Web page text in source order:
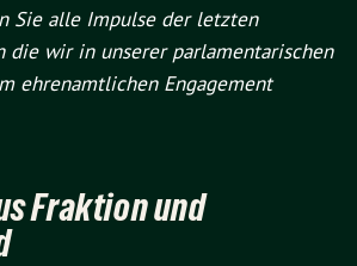
Sie alle Impulse der letzten
die wir in unserer parlamentarischen
ehrenamtlichen Engagement
Fraktion und